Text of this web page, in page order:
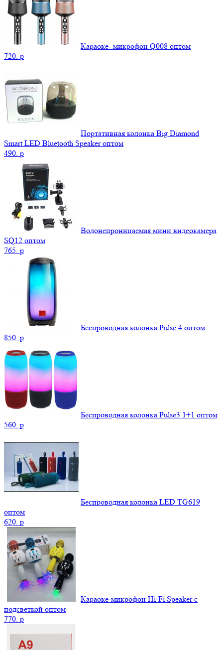
Караоке- микрофон Q008 оптом
720. p
Портативная колонка Big Diamond
Smart LED Bluetooth Speaker оптом
490. p
Водонепроницаемая мини видеокамера
SQ12 оптом
765. p
Беспроводная колонка Pulse 4 оптом
850. p
Беспроводная колонка Pulse3 1+1 оптом
560. p
Беспроводная колонка LED TG619
оптом
620. p
Караоке-микрофон Hi-Fi Speaker с
подсветкой оптом
770. p